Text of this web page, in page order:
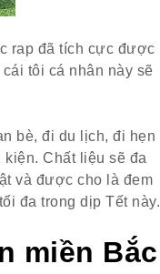
rap đã tích cực được
tôi cá nhân này sẽ
bè, đi du lịch, đi hẹn
Chất liệu sẽ đa
và được cho là đem
đa trong dịp Tết này.
miền Bắc